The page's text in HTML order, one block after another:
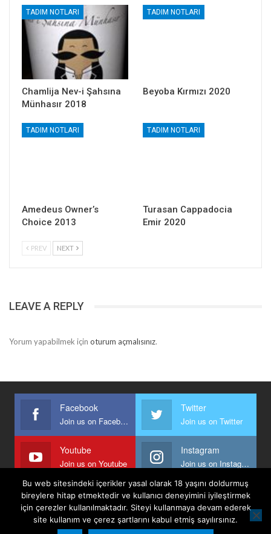
TADIM NOTLARI
Chamlija Nev-i Şahsına
Münhasır 2018
TADIM NOTLARI
Beyoba Kırmızı 2020
TADIM NOTLARI
Amedeus Owner’s
Choice 2013
TADIM NOTLARI
Turasan Cappadocia
Emir 2020
PREV NEXT
LEAVE A REPLY
Yorum yapabilmek için oturum açmalısınız.
Facebook
Join us on Facebook
Twitter
Join us on Twitter
Youtube
Join us on Youtube
Instagram
Join us on Instagram
Anasayfa Keyfi Yazanlar İletişim
Şartlar Ve Koşullar
Bu web sitesindeki içerikler yasal olarak 18 yaşını doldurmuş
bireylere hitap etmektedir ve kullanıcı deneyimini iyileştirmek
için çerezler kullanılmaktadır. Siteyi kullanmaya devam ederek
site kullanım ve çerez şartlarını kabul etmiş sayılırsınız.